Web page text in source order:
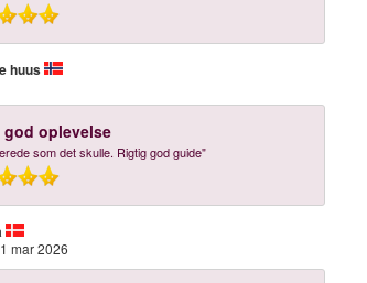
huus
god oplevelse
som det skulle. Rigtig god guide"
mar 2026